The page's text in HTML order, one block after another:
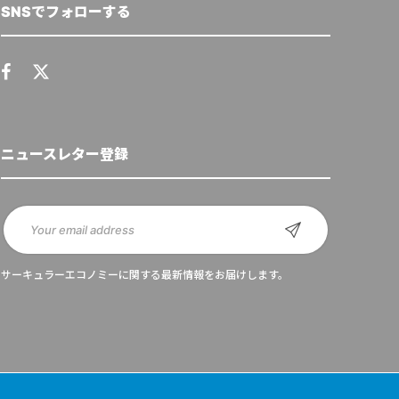
SNSでフォローする
ニュースレター登録
サーキュラーエコノミーに関する最新情報をお届けします。